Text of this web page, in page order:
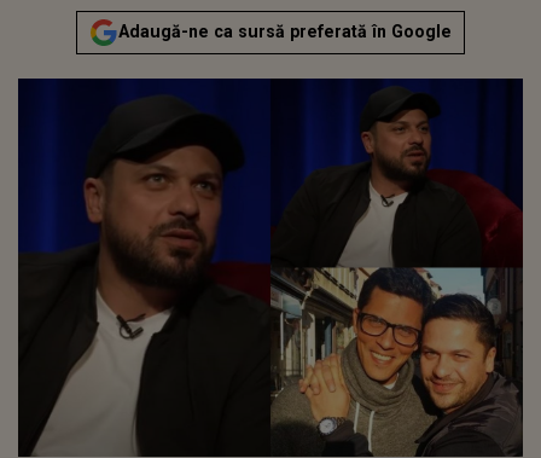
Adaugă-ne ca sursă preferată în Google